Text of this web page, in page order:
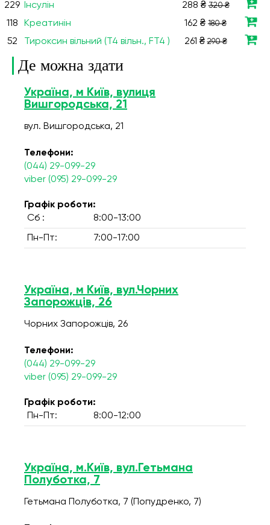
229 Інсулін 288 ₴320 ₴
118 Креатинін 162 ₴ 180 ₴
52 Тироксин вільний (Т4 вільн., FT4 ) 261 ₴290 ₴
Де можна здати
Україна, м Київ, вулиця
Вишгородська, 21
вул. Вишгородська, 21
Телефони:
(044) 29-099-29
viber (095) 29-099-29
Графік роботи:
Сб :
8:00-13:00
Пн-Пт: 7:00-17:00
Україна, м Київ, вул.Чорних
Запорожців, 26
Чорних Запорожців, 26
Телефони:
(044) 29-099-29
viber (095) 29-099-29
Графік роботи:
Пн-Пт:
8:00-12:00
Україна, м.Київ, вул.Гетьмана
Полуботка, 7
Гетьмана Полуботка, 7 (Попудренко, 7)